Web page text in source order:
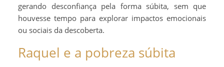
gerando desconfiança pela forma súbita, sem que
houvesse tempo para explorar impactos emocionais
ou sociais da descoberta.
Raquel e a pobreza súbita